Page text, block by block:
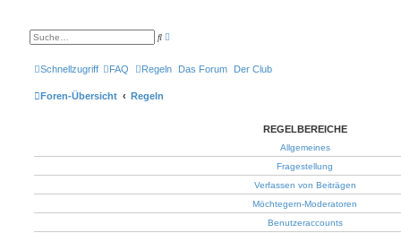
S
h
e i
Schnellzugriff FAQ Regeln Das Forum Der Club
Foren-Übersicht Regeln
REGELBEREICHE
Allgemeines
Fragestellung
Verfassen von Beiträgen
Möchtegern-Moderatoren
Benutzeraccounts